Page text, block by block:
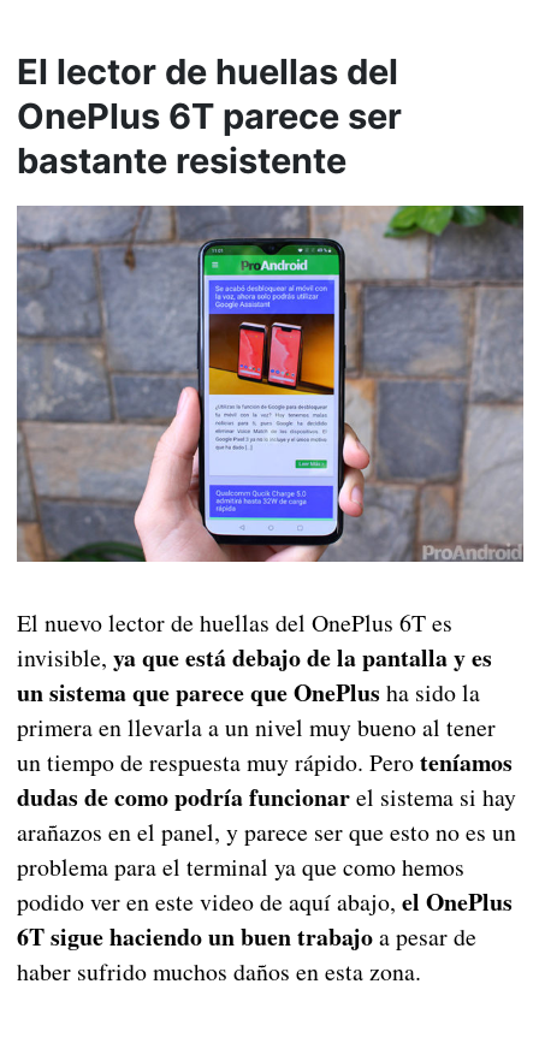
El lector de huellas del
OnePlus 6T parece ser
bastante resistente
El nuevo lector de huellas del OnePlus 6T es
invisible, ya que está debajo de la pantalla y es
un sistema que parece que OnePlus ha sido la
primera en llevarla a un nivel muy bueno al tener
un tiempo de respuesta muy rápido. Peroteníamos
dudas de como podría funcionarel sistema si hay
arañazos en el panel, y parece ser que esto no es un
problema para el terminal ya que como hemos
podido ver en este video de aquí abajo, el OnePlus
6T sigue haciendo un buen trabajoa pesar de
haber sufrido muchos daños en esta zona.